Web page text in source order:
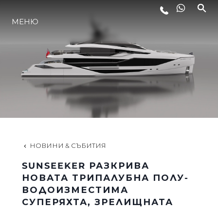
ИНОВАЦИЯ
КОМПАНИЯТА
ALGARVE ADVENTURES
МЕНЮ
НОВИНИ & СЪБИТИЯ
SUNSEEKER РАЗКРИВА
НОВАТА ТРИПАЛУБНА ПОЛУ-
ВОДОИЗМЕСТИМА
СУПЕРЯХТА, ЗРЕЛИЩНАТА